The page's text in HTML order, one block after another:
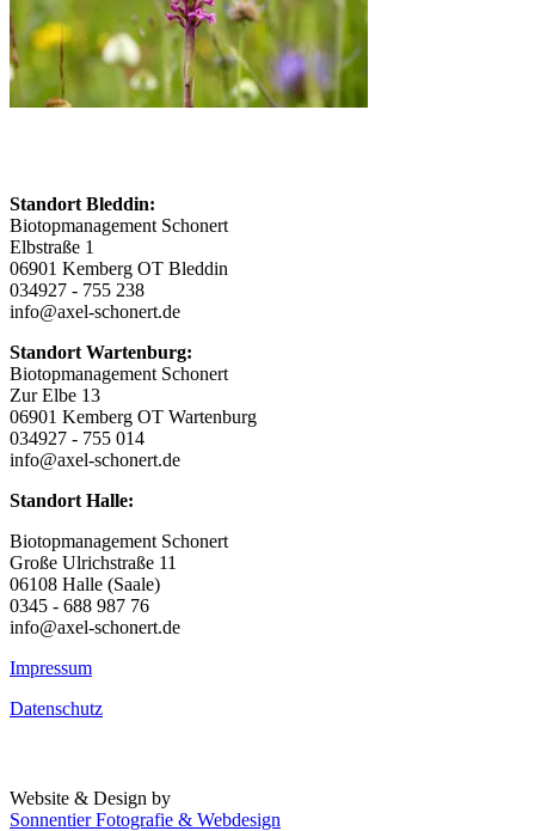
Standort Bleddin:
Biotopmanagement Schonert
Elbstraße 1
06901 Kemberg OT Bleddin
034927 - 755 238
info@axel-schonert.de
Standort Wartenburg:
Biotopmanagement Schonert
Zur Elbe 13
06901 Kemberg OT Wartenburg
034927 - 755 014
info@axel-schonert.de
Standort Halle:
Biotopmanagement Schonert
Große Ulrichstraße 11
06108 Halle (Saale)
0345 - 688 987 76
info@axel-schonert.de
Impressum
Datenschutz
Website & Design by
Sonnentier Fotografie & Webdesign